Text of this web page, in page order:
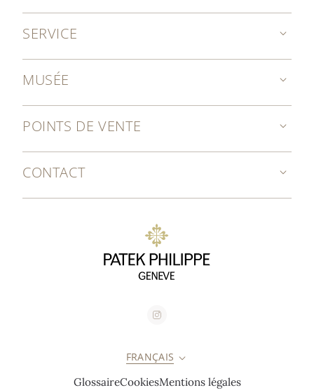
SERVICE
MUSÉE
POINTS DE VENTE
CONTACT
FRANÇAIS
GlossaireCookiesMentions légales